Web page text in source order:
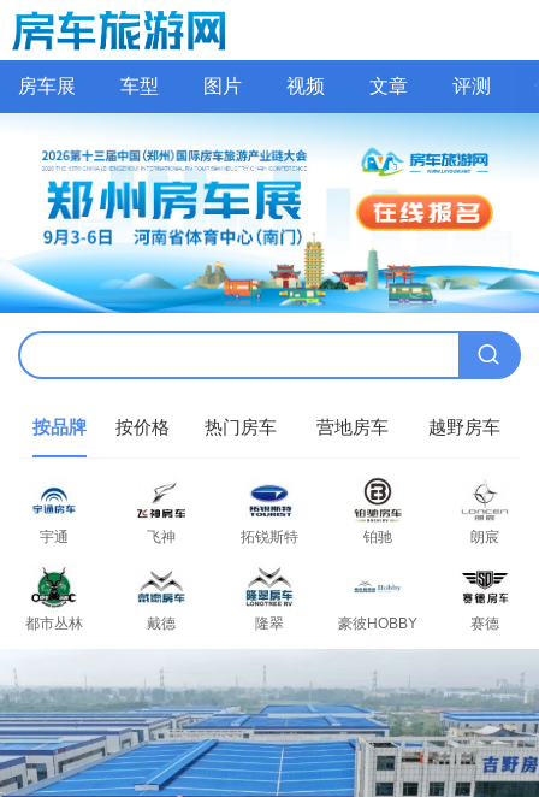
房车展 车型 图片 视频 文章 评测
按品牌 按价格 热门房车 营地房车 越野房车
宇通 飞神 拓锐斯特 铂驰 朗宸
都市丛林 戴德 隆翠 豪彼HOBBY 赛德